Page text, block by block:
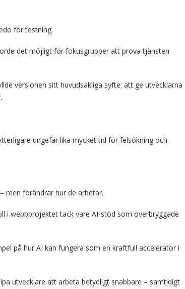
för testning.
det möjligt för fokusgrupper att prova tjänsten
versionen sitt huvudsakliga syfte: att ge utvecklarna
ungefär lika mycket tid för felsökning och
men förändrar hur de arbetar.
i webbprojektet tack vare AI-stöd som överbryggade
på hur AI kan fungera som en kraftfull accelerator i
utvecklare att arbeta betydligt snabbare – samtidigt